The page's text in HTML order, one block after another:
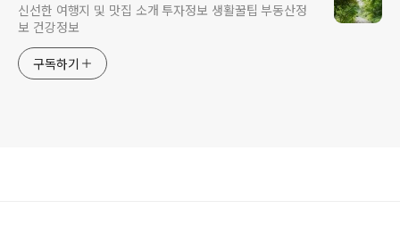
신선한 여행지 및 맛집 소개 투자정보 생활꿀팁 부동산정
보 건강정보
구독하기